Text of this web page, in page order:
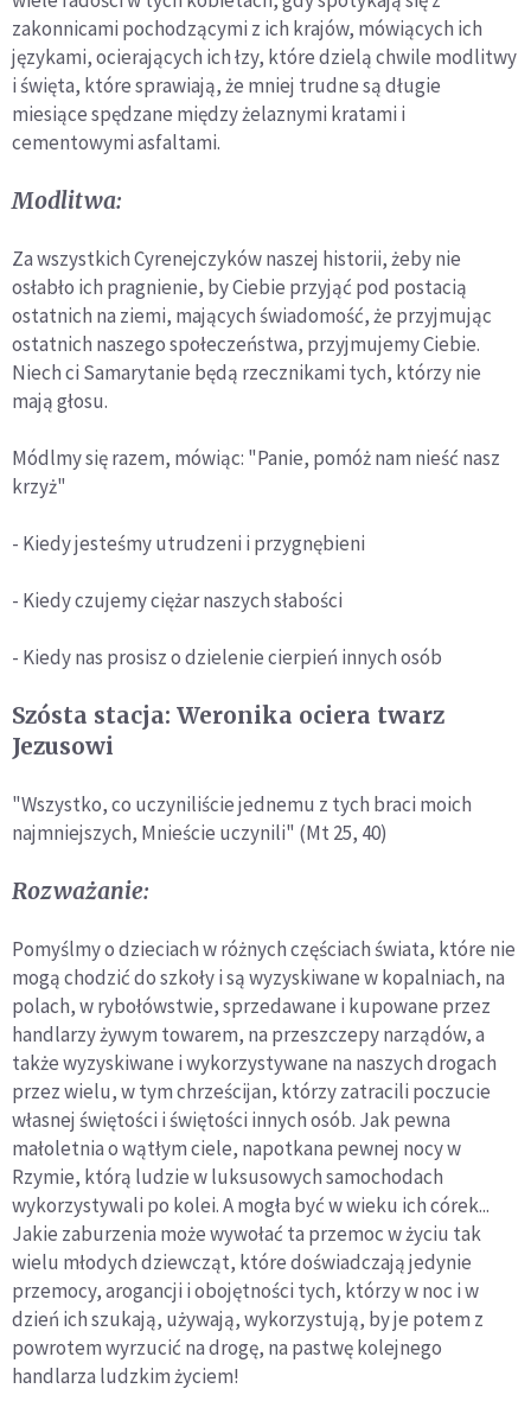
zakonnicami pochodzącymi z ich krajów, mówiących ich
językami, ocierających ich łzy, które dzielą chwile modlitwy
i święta, które sprawiają, że mniej trudne są długie
miesiące spędzane między żelaznymi kratami i
cementowymi asfaltami.
Modlitwa:
Za wszystkich Cyrenejczyków naszej historii, żeby nie
osłabło ich pragnienie, by Ciebie przyjąć pod postacią
ostatnich na ziemi, mających świadomość, że przyjmując
ostatnich naszego społeczeństwa, przyjmujemy Ciebie.
Niech ci Samarytanie będą rzecznikami tych, którzy nie
mają głosu.
Módlmy się razem, mówiąc: "Panie, pomóż nam nieść nasz
krzyż"
- Kiedy jesteśmy utrudzeni i przygnębieni
- Kiedy czujemy ciężar naszych słabości
- Kiedy nas prosisz o dzielenie cierpień innych osób
Szósta stacja: Weronika ociera twarz
Jezusowi
"Wszystko, co uczyniliście jednemu z tych braci moich
najmniejszych, Mnieście uczynili" (Mt 25, 40)
Rozważanie:
Pomyślmy o dzieciach w różnych częściach świata, które nie
mogą chodzić do szkoły i są wyzyskiwane w kopalniach, na
polach, w rybołówstwie, sprzedawane i kupowane przez
handlarzy żywym towarem, na przeszczepy narządów, a
także wyzyskiwane i wykorzystywane na naszych drogach
przez wielu, w tym chrześcijan, którzy zatracili poczucie
własnej świętości i świętości innych osób. Jak pewna
małoletnia o wątłym ciele, napotkana pewnej nocy w
Rzymie, którą ludzie w luksusowych samochodach
wykorzystywali po kolei. A mogła być w wieku ich córek...
Jakie zaburzenia może wywołać ta przemoc w życiu tak
wielu młodych dziewcząt, które doświadczają jedynie
przemocy, arogancji i obojętności tych, którzy w noc i w
dzień ich szukają, używają, wykorzystują, by je potem z
powrotem wyrzucić na drogę, na pastwę kolejnego
handlarza ludzkim życiem!